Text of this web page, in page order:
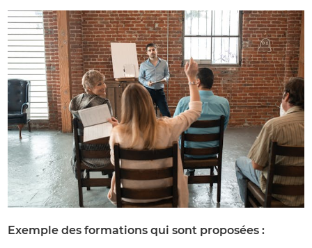
Exemple des formations qui sont proposées :